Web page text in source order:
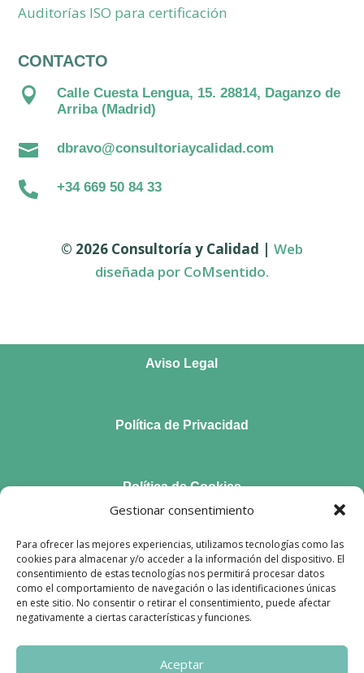
Gestionar consentimiento
Para ofrecer las mejores experiencias, utilizamos tecnologías como las
cookies para almacenar y/o acceder a la información del dispositivo. El
consentimiento de estas tecnologías nos permitirá procesar datos
como el comportamiento de navegación o las identificaciones únicas
en este sitio. No consentir o retirar el consentimiento, puede afectar
negativamente a ciertas características y funciones.
Aceptar
Auditorías ISO para certificación
CONTACTO

Calle Cuesta Lengua, 15. 28814, Daganzo de
Arriba (Madrid)
 dbravo@consultoriaycalidad.com
 +34 669 50 84 33
© 2026 Consultoría y Calidad | Web
diseñada por CoMsentido.
Aviso Legal
Política de Privacidad
Política de Cookies
Accesibilidad
Preguntas frecuentes